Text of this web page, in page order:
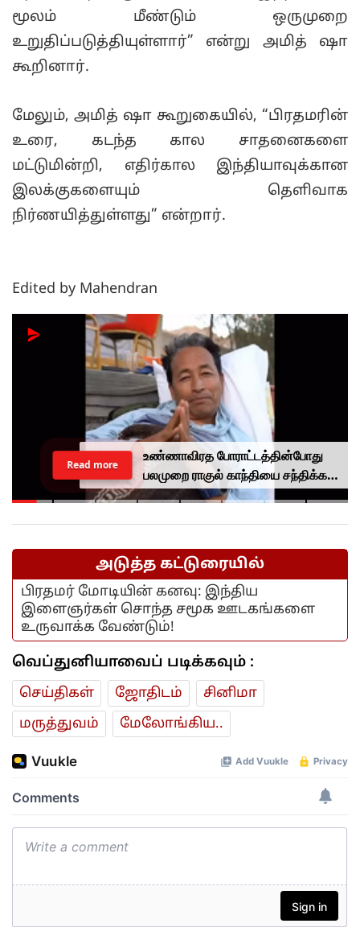
மூலம் மீண்டும் ஒருமுறை
உறுதிப்படுத்தியுள்ளார்” என்று அமித் ஷா
கூறினார்.
மேலும், அமித் ஷா கூறுகையில், “பிரதமரின்
உரை, கடந்த கால சாதனைகளை
மட்டுமின்றி, எதிர்கால இந்தியாவுக்கான
இலக்குகளையும் தெளிவாக
நிர்ணயித்துள்ளது” என்றார்.
Edited by Mahendran
உண்ணாவிரத போராட்டத்தின்போது
பலமுறை ராகுல் காந்தியை சந்திக்க
முயன்றாரா சோனம் வாங்சுக்
Read more
அடுத்த கட்டுரையில்
பிரதமர் மோடியின் கனவு: இந்திய
இளைஞர்கள் சொந்த சமூக ஊடகங்களை
உருவாக்க வேண்டும்!
வெப்துனியாவைப் படிக்கவும் :
செய்திகள் ஜோ‌திட‌ம்
சினிமா
மரு‌த்துவ‌ம்
மேலோங்கிய..